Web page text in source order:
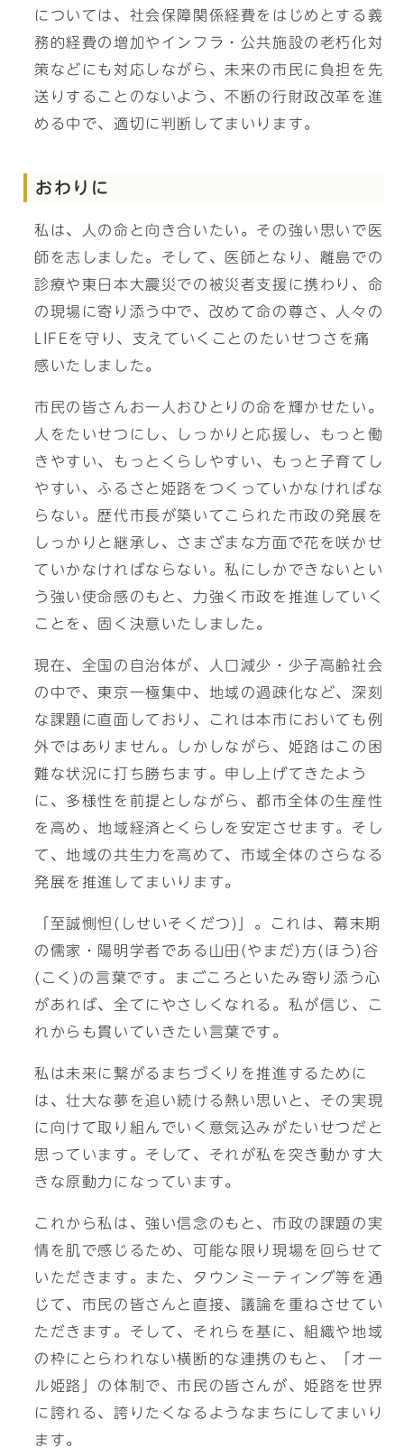
については、社会保障関係経費をはじめとする義
務的経費の増加やインフラ・公共施設の老朽化対
策などにも対応しながら、未来の市民に負担を先
送りすることのないよう、不断の行財政改革を進
める中で、適切に判断してまいります。
おわりに
私は、人の命と向き合いたい。その強い思いで医
師を志しました。そして、医師となり、離島での
診療や東日本大震災での被災者支援に携わり、命
の現場に寄り添う中で、改めて命の尊さ、人々の
LIFEを守り、支えていくことのたいせつさを痛
感いたしました。
市民の皆さんお一人おひとりの命を輝かせたい。
人をたいせつにし、しっかりと応援し、もっと働
きやすい、もっとくらしやすい、もっと子育てし
やすい、ふるさと姫路をつくっていかなければな
らない。歴代市長が築いてこられた市政の発展を
しっかりと継承し、さまざまな方面で花を咲かせ
ていかなければならない。私にしかできないとい
う強い使命感のもと、力強く市政を推進していく
ことを、固く決意いたしました。
現在、全国の自治体が、人口減少・少子高齢社会
の中で、東京一極集中、地域の過疎化など、深刻
な課題に直面しており、これは本市においても例
外ではありません。しかしながら、姫路はこの困
難な状況に打ち勝ちます。申し上げてきたよう
に、多様性を前提としながら、都市全体の生産性
を高め、地域経済とくらしを安定させます。そし
て、地域の共生力を高めて、市域全体のさらなる
発展を推進してまいります。
「至誠惻怛(しせいそくだつ)」。これは、幕末期
の儒家・陽明学者である山田(やまだ)方(ほう)谷
(こく)の言葉です。まごころといたみ寄り添う心
があれば、全てにやさしくなれる。私が信じ、こ
れからも貫いていきたい言葉です。
私は未来に繋がるまちづくりを推進するために
は、壮大な夢を追い続ける熱い思いと、その実現
に向けて取り組んでいく意気込みがたいせつだと
思っています。そして、それが私を突き動かす大
きな原動力になっています。
これから私は、強い信念のもと、市政の課題の実
情を肌で感じるため、可能な限り現場を回らせて
いただきます。また、タウンミーティング等を通
じて、市民の皆さんと直接、議論を重ねさせてい
ただきます。そして、それらを基に、組織や地域
の枠にとらわれない横断的な連携のもと、「オー
ル姫路」の体制で、市民の皆さんが、姫路を世界
に誇れる、誇りたくなるようなまちにしてまいり
ます。